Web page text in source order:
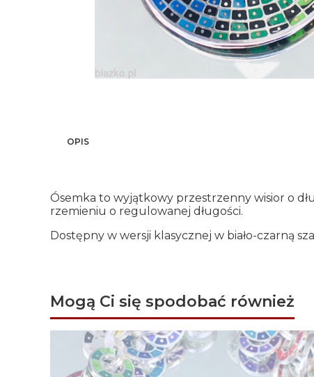
OPIS
Ósemka to wyjątkowy przestrzenny wisior o
rzemieniu o regulowanej długości.
Dostępny w wersji klasycznej w biało-czarną
Mogą Ci się spodobać również